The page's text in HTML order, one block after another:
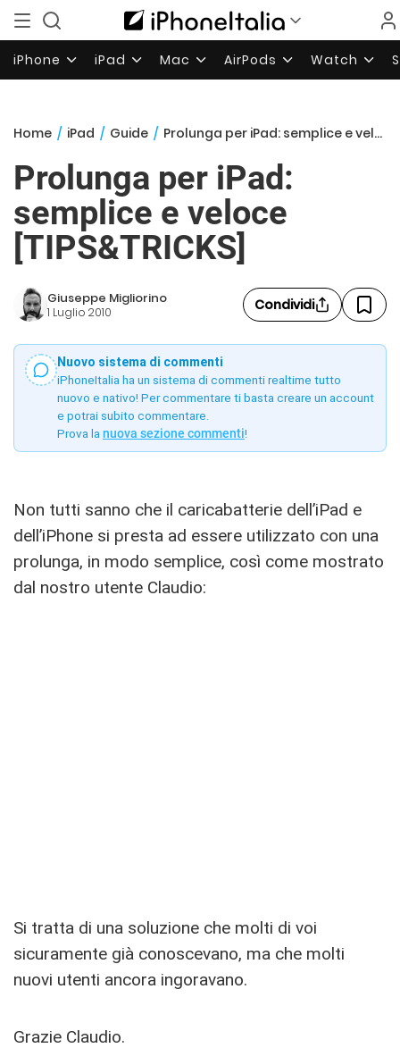
iPhone iPad Mac AirPods Watch
Home / iPad / Guide / Prolunga per iPad: semplice e veloce [TIPS&TRICKS]
Prolunga per iPad:
semplice e veloce
[TIPS&TRICKS]
Giuseppe Migliorino
1 Luglio 2010 Condividi
Nuovo sistema di commenti
iPhoneItalia ha un sistema di commenti realtime tutto
nuovo e nativo! Per commentare ti basta creare un account
e potrai subito commentare.
Prova la nuova sezione commenti!
Non tutti sanno che il caricabatterie dell’iPad e
dell’iPhone si presta ad essere utilizzato con una
prolunga, in modo semplice, così come mostrato
dal nostro utente Claudio:
Si tratta di una soluzione che molti di voi
sicuramente già conoscevano, ma che molti
nuovi utenti ancora ingoravano.
Grazie Claudio.